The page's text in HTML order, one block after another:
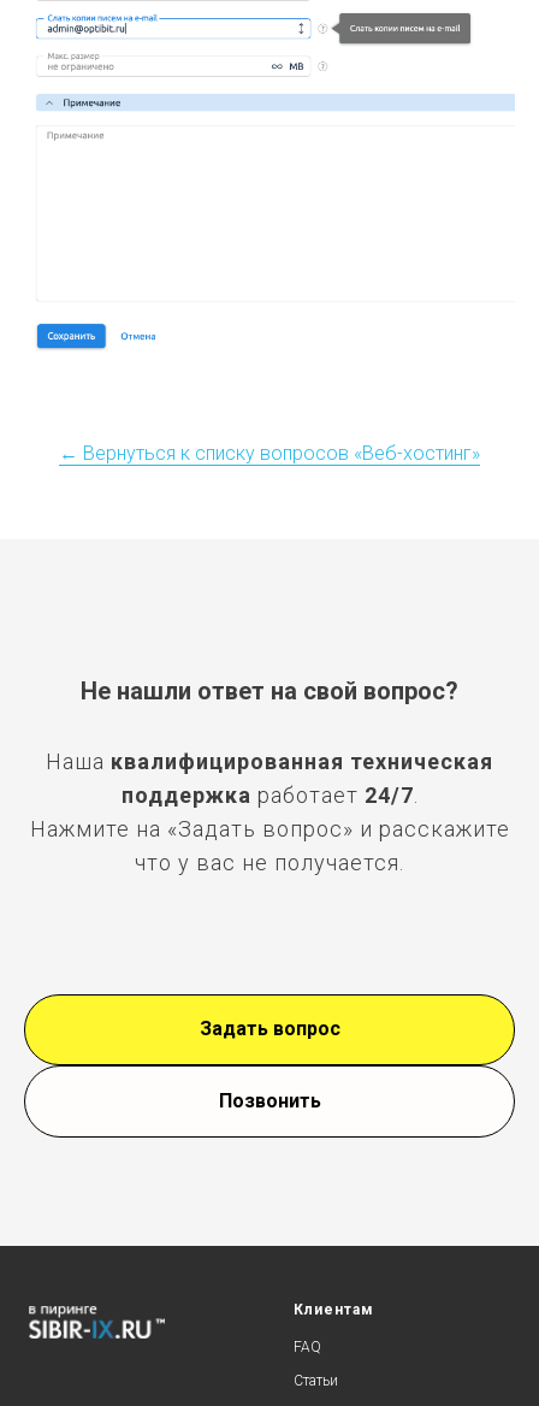
← Вернуться к списку вопросов «Веб-хостинг»
Не нашли ответ на свой вопрос?
Наша квалифицированная техническая
поддержка работает 24/7
Нажмите на «Задать вопрос» и расскажите
что у вас не получается.
Задать вопрос
Позвонить
Клиентам
FAQ
Статьи